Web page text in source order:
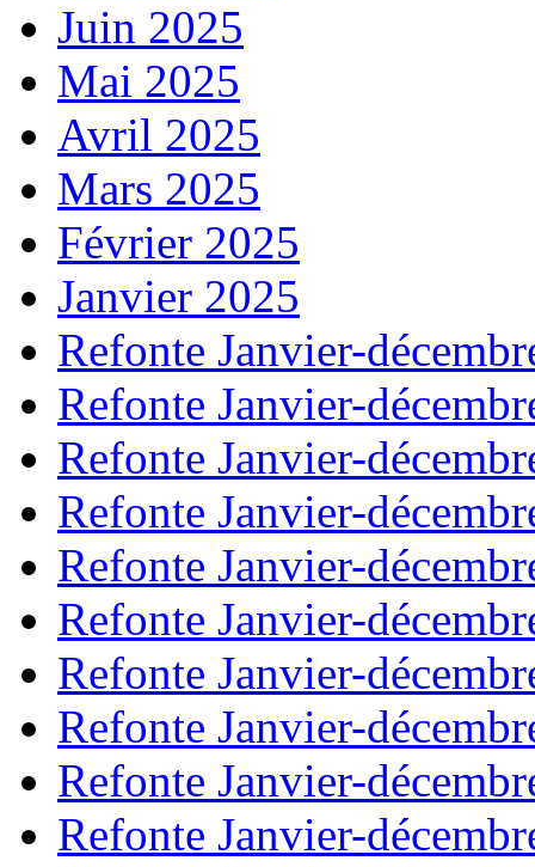
Juin 2025
Mai 2025
Avril 2025
Mars 2025
Février 2025
Janvier 2025
Refonte Janvier-
Refonte Janvier-
Refonte Janvier-
Refonte Janvier-
Refonte Janvier-
Refonte Janvier-
Refonte Janvier-
Refonte Janvier-
Refonte Janvier-
Refonte Janvier-